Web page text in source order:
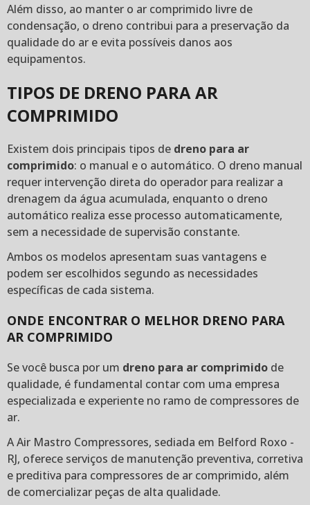
Além disso, ao manter o ar comprimido livre de
condensação, o dreno contribui para a preservação da
qualidade do ar e evita possíveis danos aos
equipamentos.
TIPOS DE DRENO PARA AR
COMPRIMIDO
Existem dois principais tipos de dreno para ar
comprimido: o manual e o automático. O dreno manual
requer intervenção direta do operador para realizar a
drenagem da água acumulada, enquanto o dreno
automático realiza esse processo automaticamente,
sem a necessidade de supervisão constante.
Ambos os modelos apresentam suas vantagens e
podem ser escolhidos segundo as necessidades
específicas de cada sistema.
ONDE ENCONTRAR O MELHOR DRENO PARA
AR COMPRIMIDO
Se você busca por um dreno para ar comprimido de
qualidade, é fundamental contar com uma empresa
especializada e experiente no ramo de compressores de
ar.
A Air Mastro Compressores, sediada em Belford Roxo -
RJ, oferece serviços de manutenção preventiva, corretiva
e preditiva para compressores de ar comprimido, além
de comercializar peças de alta qualidade.